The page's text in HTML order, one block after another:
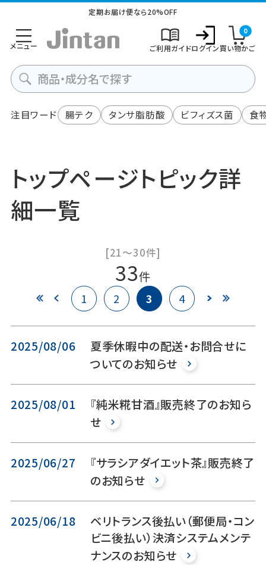
定期お届け便なら20%OFF
メニュー ご利用ガイドログイン
0
買い物かご
注目ワード 腸テク タンサ脂肪酸 ビフィズス菌 食
トップページトピック詳
細一覧
[21～30件]
33件
1 2 3 4
2025/08/06
夏季休暇中の配送・お問合せに
ついてのお知らせ
2025/08/01
『純米糀甘酒』販売終了のお知ら
せ
2025/06/27
『サラシアダイエット茶』販売終了
のお知らせ
2025/06/18
ベリトランス後払い（郵便局・コン
ビニ後払い）決済システムメンテ
ナンスのお知らせ